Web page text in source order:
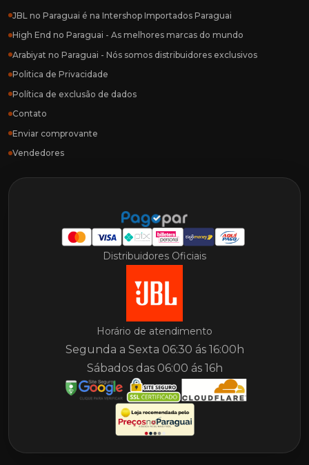
JBL no Paraguai é na Intershop Importados Paraguai
High End no Paraguai - As melhores marcas do mundo
Arabiyat no Paraguai - Nós somos distribuidores exclusivos
Politica de Privacidade
Política de exclusão de dados
Contato
Enviar comprovante
Vendedores
Distribuidores Oficiais
Horário de atendimento
Segunda a Sexta 06:30 ás 16:00h
Sábados das 06:00 ás 16h